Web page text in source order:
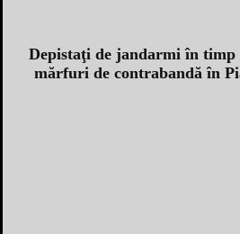
Depistaţi de jandarmi în timp
mărfuri de contrabandă în